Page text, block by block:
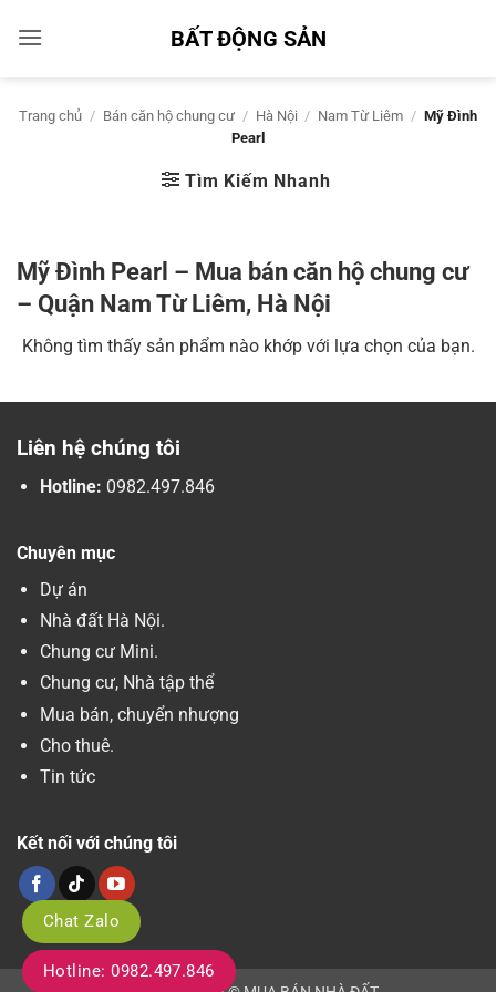
Chat Zalo
Hotline: 0982.497.846
qua
BẤT ĐỘNG SẢN
Trang chủ / Bán căn hộ chung cư / Hà Nội / Nam Từ Liêm / Mỹ Đình
Pearl
Tìm Kiếm Nhanh
Mỹ Đình Pearl – Mua bán căn hộ chung cư
– Quận Nam Từ Liêm, Hà Nội
Không tìm thấy sản phẩm nào khớp với lựa chọn của bạn.
Liên hệ chúng tôi
Hotline: 0982.497.846
Chuyên mục
Dự án
Nhà đất Hà Nội.
Chung cư Mini.
Chung cư, Nhà tập thể
Mua bán, chuyển nhượng
Cho thuê.
Tin tức
Kết nối với chúng tôi